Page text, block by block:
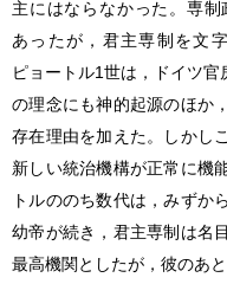
主にはならなかった。専
あったが，君主専制を文
ピョートル1世は，ドイツ
の理念にも神的起源のほか
存在理由を加えた。しかし
新しい統治機構が正常に機
トルののち数代は，みずか
幼帝が続き，君主専制は名
最高機関としたが，彼のあ